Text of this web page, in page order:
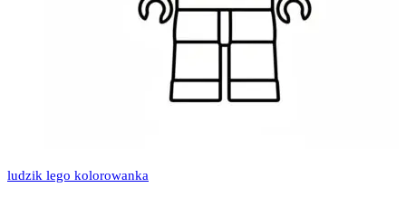
ludzik lego kolorowanka